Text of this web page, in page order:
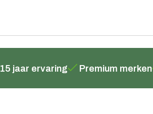
15 jaar ervaring Premium merken